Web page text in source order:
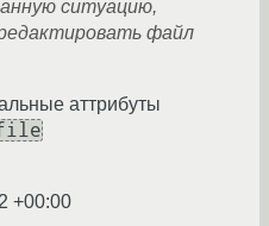
ситуацию,
файл
аттрибуты
file
+00:00